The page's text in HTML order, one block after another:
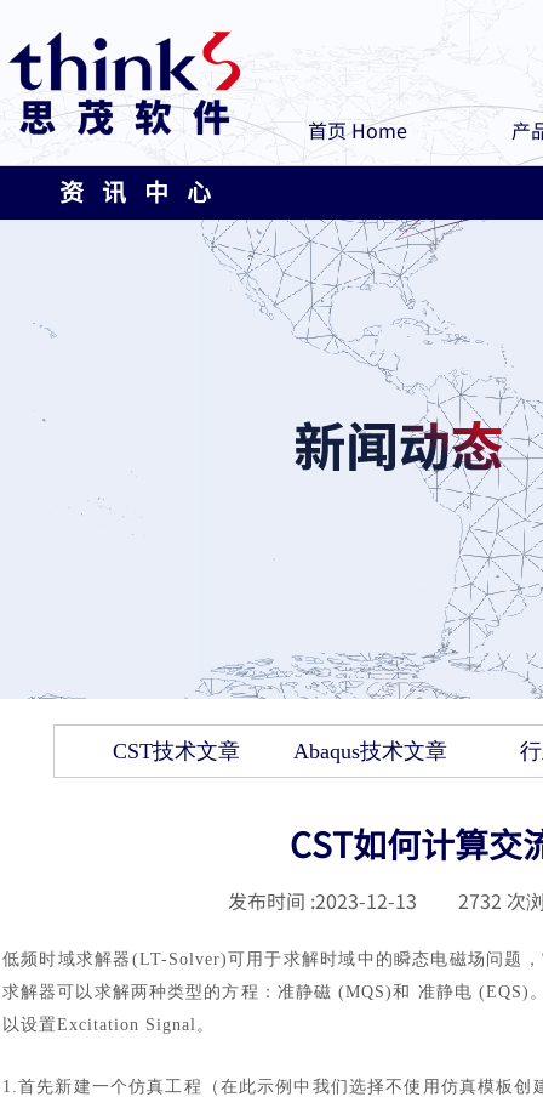
首页 Home 产
资 讯 中 心
CST技术文章 Abaqus技术文章
CST如何计算交
发布时间 :2023-12-13 2732 次
低频时域求解器 (LT-Solver)可用于求解时域中的瞬态电磁场问题
求解器可以求解两种类型的方程：准静磁 (MQS)和 准静电
以设置Excitation Signal。
1.首先新建一个仿真工程（在此示例中我们选择不使用仿真模板